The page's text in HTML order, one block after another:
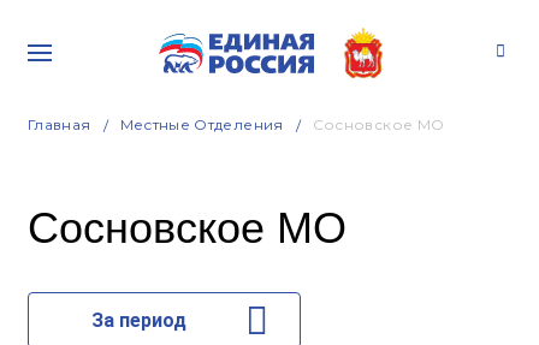
Главная Местные Отделения Сосновское МО
Сосновское МО
За период